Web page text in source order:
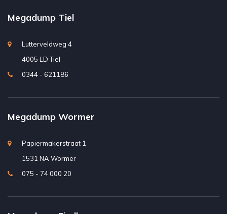
Megadump Tiel
Lutterveldweg 4
4005 LD Tiel
0344 - 621186
Megadump Wormer
Papiermakerstraat 1
1531 NA Wormer
075 - 74 000 20